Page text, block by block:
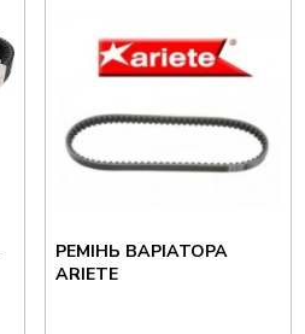
РЕМІНЬ ВАРІАТОРА
ARIETE